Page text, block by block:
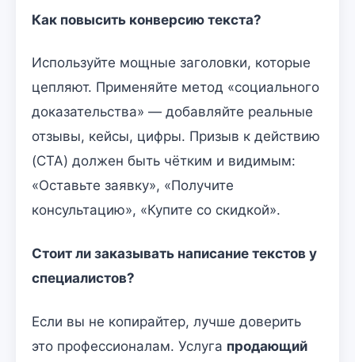
Как повысить конверсию текста?
Используйте мощные заголовки, которые
цепляют. Применяйте метод «социального
доказательства» — добавляйте реальные
отзывы, кейсы, цифры. Призыв к действию
(CTA) должен быть чётким и видимым:
«Оставьте заявку», «Получите
консультацию», «Купите со скидкой».
Стоит ли заказывать написание текстов у
специалистов?
Если вы не копирайтер, лучше доверить
это профессионалам. Услуга продающий